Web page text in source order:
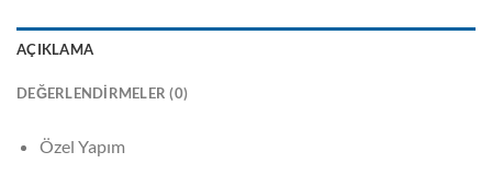
AÇIKLAMA
DEĞERLENDIRMELER (0)
Özel Yapım